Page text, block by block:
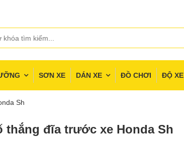
SƠN XE DÁN XE ĐỒ CHƠI ĐỘ XE
Sh
thắng đĩa trước xe Honda Sh